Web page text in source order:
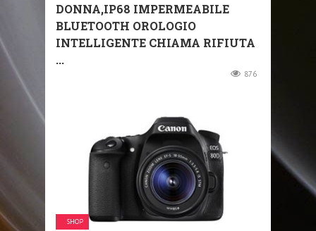
DONNA,IP68 IMPERMEABILE
BLUETOOTH OROLOGIO
INTELLIGENTE CHIAMA RIFIUTA
...
876
SHOP